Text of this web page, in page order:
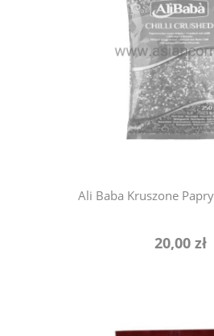
Ali Baba Kruszone
20,00 zł
powiadom o